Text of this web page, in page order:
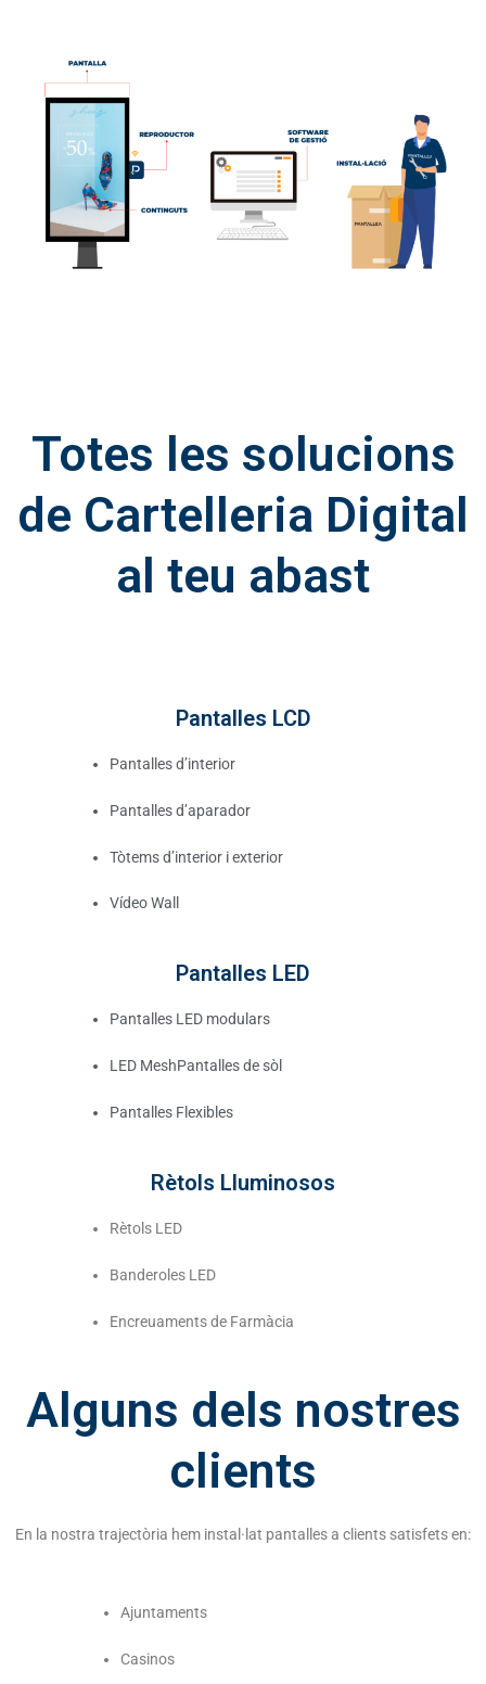
Totes les solucions
de Cartelleria Digital
al teu abast
Pantalles LCD
Pantalles d’interior
Pantalles d’aparador
Tòtems d’interior i exterior
Vídeo Wall
Pantalles LED
Pantalles LED modulars
LED MeshPantalles de sòl
Pantalles Flexibles
Rètols Lluminosos
Rètols LED
Banderoles LED
Encreuaments de Farmàcia
Alguns dels nostres
clients
En la nostra trajectòria hem instal·lat pantalles a clients satisfets en:
Ajuntaments
Casinos